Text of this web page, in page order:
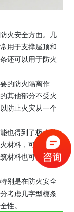
火安全方面。几
用于支撑屋顶和
还可以用于防火
的防火隔离作
其他部分不受火
防止火灾从一个
也得到了极大的
材料，可以在火
材料也可以用于
别是在防火安全
考虑几字型檩条
性。